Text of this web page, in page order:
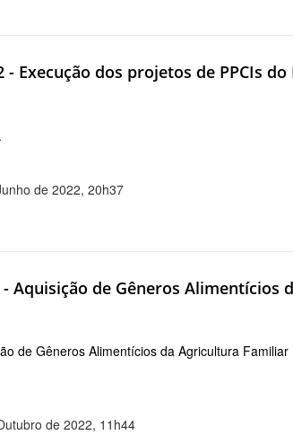
- Execução dos projetos de PPCIs do
de 2022, 20h37
- Aquisição de Gêneros Alimentícios
de Gêneros Alimentícios da Agricultura
de 2022, 11h44